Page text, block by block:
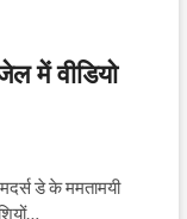
में वीडियो
डे के ममतामयी